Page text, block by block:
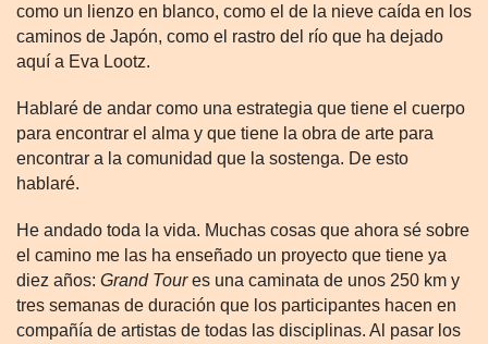
como un lienzo en blanco, como el de la nieve caída en los
caminos de Japón, como el rastro del río que ha dejado
aquí a Eva Lootz.
Hablaré de andar como una estrategia que tiene el cuerpo
para encontrar el alma y que tiene la obra de arte para
encontrar a la comunidad que la sostenga. De esto
hablaré.
He andado toda la vida. Muchas cosas que ahora sé sobre
el camino me las ha enseñado un proyecto que tiene ya
diez años: Grand Toures una caminata de unos 250 km y
tres semanas de duración que los participantes hacen en
compañía de artistas de todas las disciplinas. Al pasar los